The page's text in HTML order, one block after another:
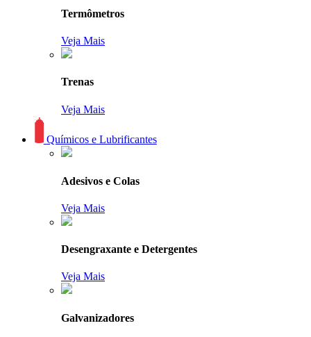
Termômetros
Veja Mais
Trenas
Veja Mais
Químicos e Lubrificantes
Adesivos e Colas
Veja Mais
Desengraxante e Detergentes
Veja Mais
Galvanizadores